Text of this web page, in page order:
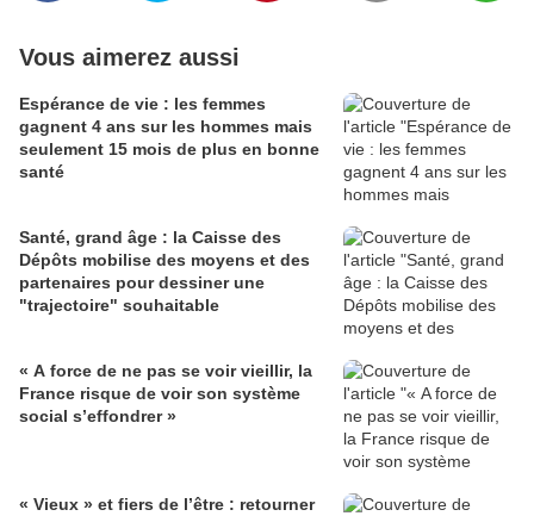
Vous aimerez aussi
Espérance de vie : les femmes
gagnent 4 ans sur les hommes mais
seulement 15 mois de plus en bonne
santé
Santé, grand âge : la Caisse des
Dépôts mobilise des moyens et des
partenaires pour dessiner une
"trajectoire" souhaitable
« A force de ne pas se voir vieillir, la
France risque de voir son système
social s’effondrer »
« Vieux » et fiers de l’être : retourner